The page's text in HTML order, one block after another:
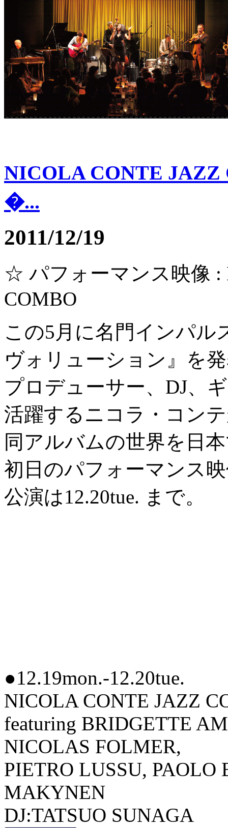
NICOLA CONTE
�...
2011/12/19
☆ パフォーマンス映像 :
COMBO
この5月に名門インパル
ヴォリューション』を
プロデューサー、DJ、
活躍するニコラ・コン
同アルバムの世界を日
初日のパフォーマンス
公演は12.20tue. まで。
●12.19mon.-12.20tue.
NICOLA CONTE JAZZ
featuring BRIDGETTE
NICOLAS FOLMER,
PIETRO LUSSU,
MAKYNEN
DJ:TATSUO SUNAGA